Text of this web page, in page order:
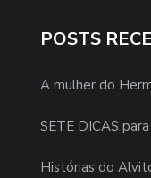
POSTS
A mulher do
SETE DICAS
Histórias do